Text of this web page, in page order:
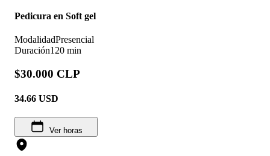
Pedicura en Soft gel
ModalidadPresencial
Duración120 min
$30.000 CLP
34.66 USD
Ver horas